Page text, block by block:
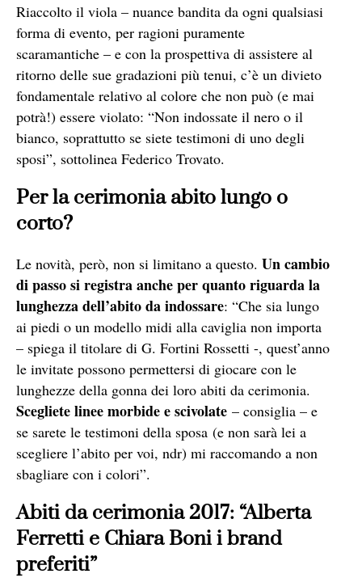
Riaccolto il viola – nuance bandita da ogni qualsiasi
forma di evento, per ragioni puramente
scaramantiche – e con la prospettiva di assistere al
ritorno delle sue gradazioni più tenui, c’è un divieto
fondamentale relativo al colore che non può (e mai
potrà!) essere violato: “Non indossate il nero o il
bianco, soprattutto se siete testimoni di uno degli
sposi”, sottolinea Federico Trovato.
Per la cerimonia abito lungo o
corto?
Le novità, però, non si limitano a questo. Un cambio
di passo si registra anche per quanto riguarda la
lunghezza dell’abito da indossare: “Che sia lungo
ai piedi o un modello midi alla caviglia non importa
– spiega il titolare di G. Fortini Rossetti -, quest’anno
le invitate possono permettersi di giocare con le
lunghezze della gonna dei loro abiti da cerimonia.
Scegliete linee morbide e scivolate – consiglia – e
se sarete le testimoni della sposa (e non sarà lei a
scegliere l’abito per voi, ndr) mi raccomando a non
sbagliare con i colori”.
Abiti da cerimonia 2017: “Alberta
Ferretti e Chiara Boni i brand
preferiti”